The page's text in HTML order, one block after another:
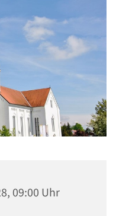
09:00 Uhr